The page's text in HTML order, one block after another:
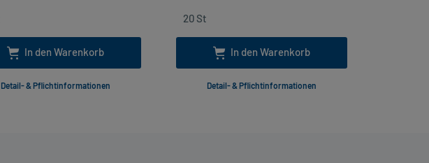
In den Warenkorb
Detail- & Pflichtinformationen
In den Warenkorb
Detail- & Pflichtinformationen